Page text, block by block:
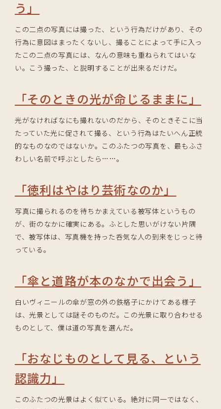
う」
この二点の写真には撮った、という行為だけがあり、その
行為に意図はまったくないし、撮ることによって手に入っ
たこの二点の写真には、なんの意味も重ねられてはいな
い。こう撮った、と説明することが出来るだけだ。
「そのときの光が命じるままに」
光がなければなにも撮れないのだから、そのときそこに当
たっていた光に促されて撮る、という行為はたいへん正統
的なものなのではないか。このふたつの写真を、最もふさ
わしい名前で呼ぶとしたら……。
「徳利はやはり芸術なのか」
写真に撮られるのを待ちかまえている被写体というもの
が、街のなかに確実にある。ふとした思いがけない片隅
で、被写体は、写真機を持った呑気な人の到来をじっと待
っている。
「傘と道路が本のなかで出会う」
白いヴィニールの傘が窓の外の鉄格子にかけてある様子
は、光景としては謎そのものだ。この光景に取り合わせる
ものとして、僕は道の写真を選んだ。
「おなじものとして見る、という
認識力」
このふたつの光景はよく似ている。絶対に同一ではなく、